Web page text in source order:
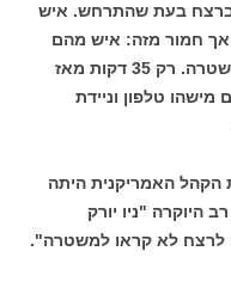
38 אנשים צפו ברצח בעת שהתרחש. איש
חמור מזה: איש מהם
לא טרח להרים טלפון ולהזעיק את המשטרה. רק 35 דקות מאז
טלפון וניידת
האמריקנית היתה
היוקרה "ניו יורק